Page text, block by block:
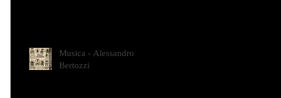
Musica - Alessandro
Bertozzi